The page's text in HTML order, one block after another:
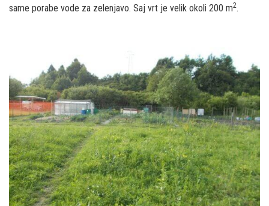
same porabe vode za zelenjavo. Saj vrt je velik okoli 200 m2.